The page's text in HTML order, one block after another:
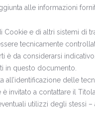
alle informazioni
Cookie e di altri sistemi di
tecnicamente
è da considerarsi
in questo documento.
all’identificazione delle
è invitato a contattare il
utilizzi degli stessi